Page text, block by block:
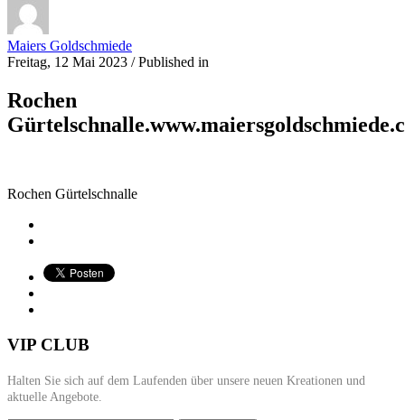
Maiers Goldschmiede
Freitag, 12 Mai 2023 /Published in
Rochen
Rochen Gürtelschnalle
VIP CLUB
Halten Sie sich auf dem Laufenden über unsere neuen Kreationen und
aktuelle Angebote.